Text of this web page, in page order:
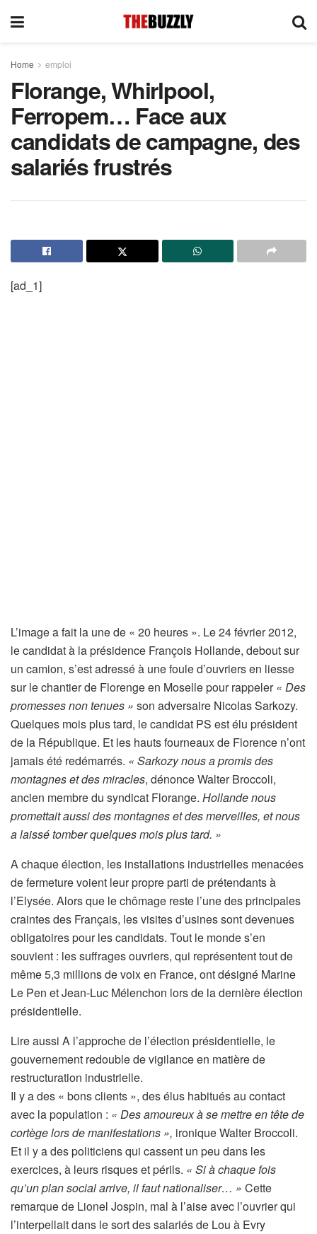
Home emploi
Florange, Whirlpool,
Ferropem… Face aux
candidats de campagne, des
salariés frustrés
[ad_1]
L’image a fait la une de « 20 heures ». Le 24 février 2012,
le candidat à la présidence François Hollande, debout sur
un camion, s’est adressé à une foule d’ouvriers en liesse
sur le chantier de Florenge en Moselle pour rappeler« Des
promesses non tenues » son adversaire Nicolas Sarkozy.
Quelques mois plus tard, le candidat PS est élu président
de la République. Et les hauts fourneaux de Florence n’ont
jamais été redémarrés. « Sarkozy nous a promis des
montagnes et des miracles, dénonce Walter Broccoli,
ancien membre du syndicat Florange. Hollande nous
promettait aussi des montagnes et des merveilles, et nous
a laissé tomber quelques mois plus tard. »
A chaque élection, les installations industrielles menacées
de fermeture voient leur propre parti de prétendants à
l’Elysée. Alors que le chômage reste l’une des principales
craintes des Français, les visites d’usines sont devenues
obligatoires pour les candidats. Tout le monde s’en
souvient : les suffrages ouvriers, qui représentent tout de
même 5,3 millions de voix en France, ont désigné Marine
Le Pen et Jean-Luc Mélenchon lors de la dernière élection
présidentielle.
Lire aussi A
r
t
i
c
l
e
r
é
s
e
A l’approche de l’élection présidentielle, le
gouvernement redouble de vigilance en matière de
restructuration industrielle.
Il y a des « bons clients », des élus habitués au contact
avec la population : « Des amoureux à se mettre en tête de
cortège lors de manifestations », ironique Walter Broccoli.
Et il y a des politiciens qui cassent un peu dans les
exercices, à leurs risques et périls. « Si à chaque fois
qu’un plan social arrive, il faut nationaliser… » Cette
remarque de Lionel Jospin, mal à l’aise avec l’ouvrier qui
l’interpellait dans le sort des salariés de Lou à Evry